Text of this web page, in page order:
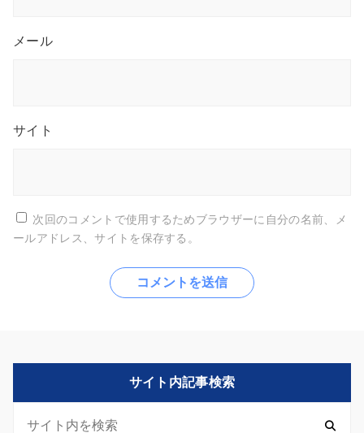
メール
サイト
次回のコメントで使用するためブラウザーに自分の名前、メ
ールアドレス、サイトを保存する。
サイト内記事検索